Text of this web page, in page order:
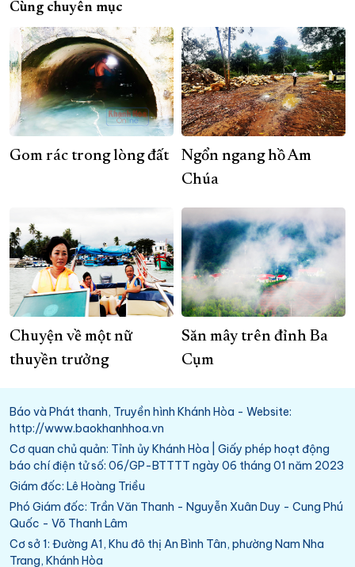
Cùng chuyên mục
Gom rác trong lòng đất
Ngổn ngang hồ Am
Chúa
Chuyện về một nữ
thuyền trưởng
Săn mây trên đỉnh Ba
Cụm
Báo và Phát thanh, Truyền hình Khánh Hòa - Website:
http://www.baokhanhhoa.vn
Cơ quan chủ quản: Tỉnh ủy Khánh Hòa | Giấy phép hoạt động
báo chí điện tử số: 06/GP-BTTTT ngày 06 tháng 01 năm 2023
Giám đốc: Lê Hoàng Triều
Phó Giám đốc: Trần Văn Thanh - Nguyễn Xuân Duy - Cung Phú
Quốc - Võ Thanh Lâm
Cơ sở 1: Đường A1, Khu đô thị An Bình Tân, phường Nam Nha
Trang, Khánh Hòa